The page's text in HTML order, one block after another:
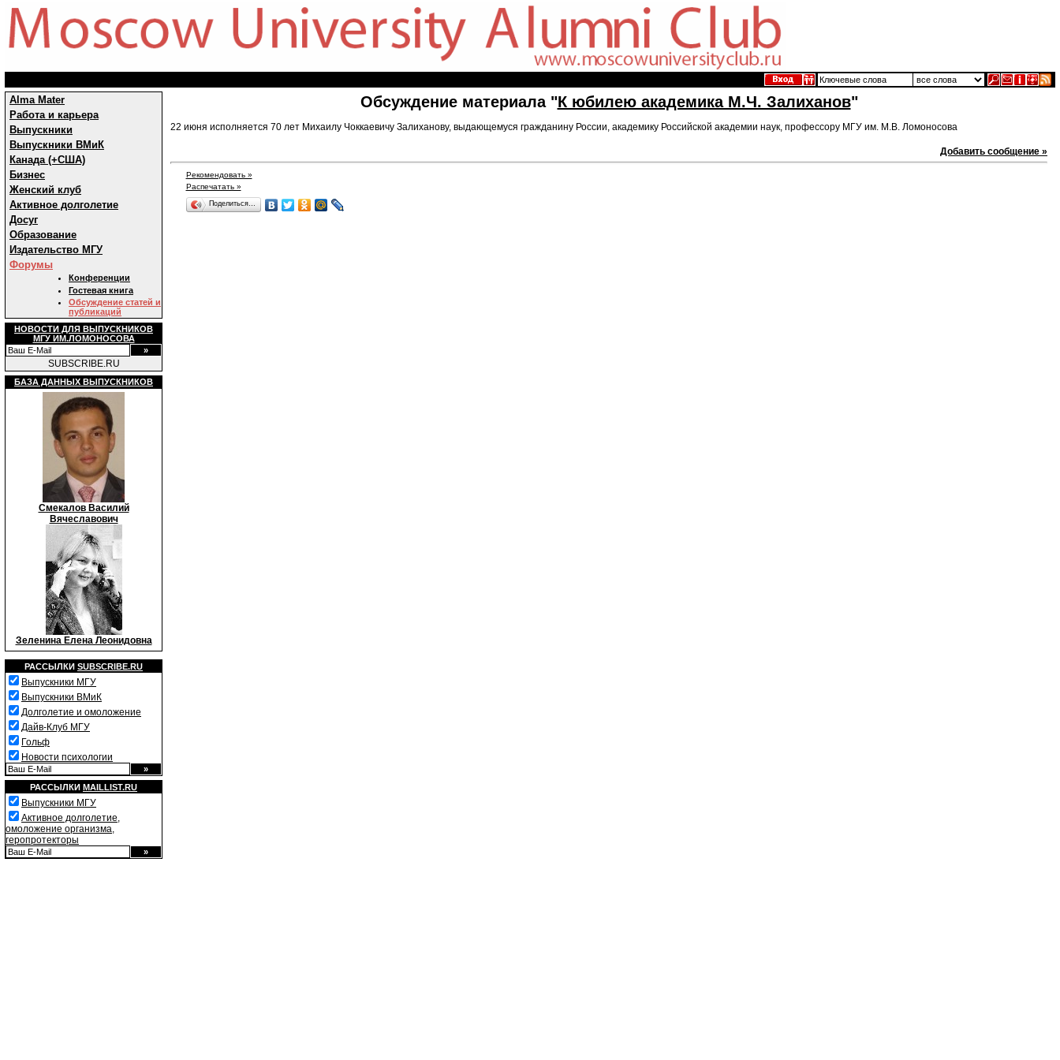
Alma Mater
Работа и карьера
Выпускники
Выпускники ВМиК
Канада (+США)
Бизнес
Женский клуб
Активное долголетие
Досуг
Образование
Издательство МГУ
Форумы
Конференции
Гостевая книга
Обсуждение статей и
публикаций
НОВОСТИ ДЛЯ ВЫПУСКНИКОВ
МГУ ИМ.ЛОМОНОСОВА
SUBSCRIBE.RU
БАЗА ДАННЫХ ВЫПУСКНИКОВ
Смекалов Василий
Вячеславович
Зеленина Елена Леонидовна
РАССЫЛКИ SUBSCRIBE.RU
Выпускники МГУ
Выпускники ВМиК
Долголетие и омоложение
Дайв-Клуб МГУ
Гольф
Новости психологии
РАССЫЛКИ MAILLIST.RU
Выпускники МГУ
Активное долголетие,
омоложение организма,
геропротекторы
Обсуждение материала "К юбилею академика М.Ч. Залиханов"
22 июня исполняется 70 лет Михаилу Чоккаевичу Залиханову, выдающемуся гражданину России, академику Российской академии наук, профессору МГУ им. М.В. Ломоносова
Добавить сообщение »
Рекомендовать »
Распечатать »
Поделиться…